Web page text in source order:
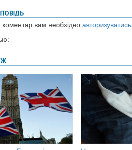
вам необхідно авторизуватись